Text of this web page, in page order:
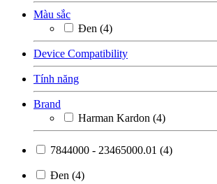
Màu sắc
Đen (4)
Device Compatibility
Tính năng
Brand
Harman Kardon (4)
7844000 - 23465000.01 (4)
Đen (4)